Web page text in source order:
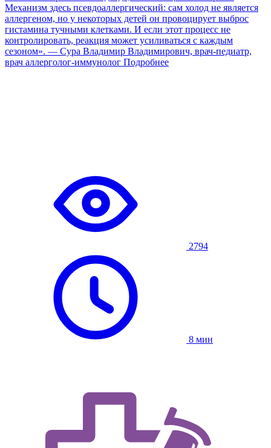
Механизм здесь псевдоаллергический: сам холод не является
аллергеном, но у некоторых детей он провоцирует выброс
гистамина тучными клетками. И если этот процесс не
контролировать, реакция может усиливаться с каждым
сезоном». — Сура Владимир Владимирович, врач-педиатр,
врач аллерголог-иммунолог Подробнее
2794
8 мин